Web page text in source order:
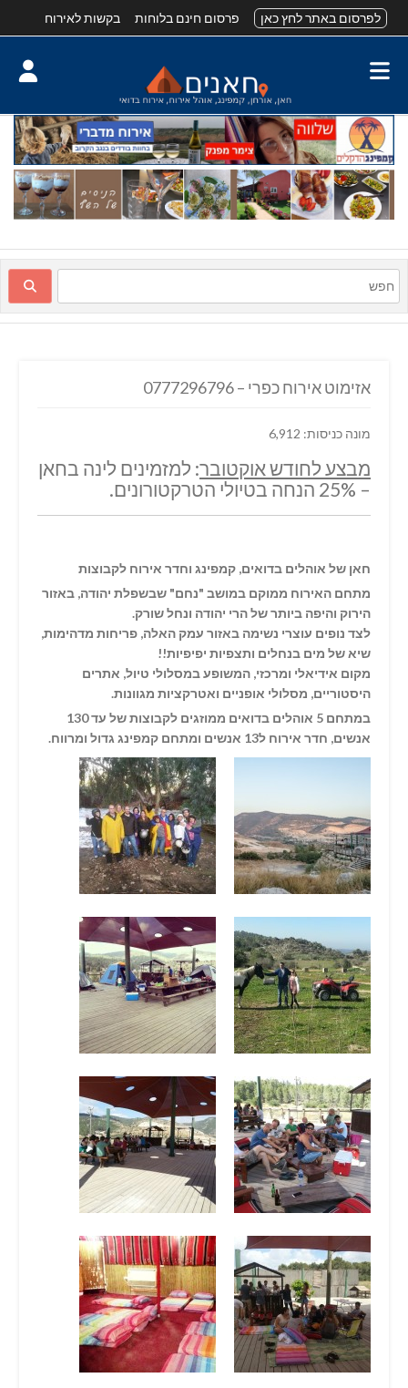
לפרסום באתר לחץ כאן פרסום חינם בלוחות בקשות לאירוח
אזימוט אירוח כפרי – 0777296796
מונה כניסות: 6,912
מבצע לחודש אוקטובר: למזמינים לינה בחאן
– 25% הנחה בטיולי הטרקטורונים.
חאן של אוהלים בדואים, קמפינג וחדר אירוח לקבוצות
מתחם האירוח ממוקם במושב "נחם" שבשפלת יהודה, באזור
הירוק והיפה ביותר של הרי יהודה ונחל שורק.
לצד נופים עוצרי נשימה באזור עמק האלה, פריחות מדהימות,
שיא של מים בנחלים ותצפיות יפיפיות!!
מקום אידיאלי ומרכזי, המשופע במסלולי טיול, אתרים
היסטוריים, מסלולי אופניים ואטרקציות מגוונות.
במתחם 5 אוהלים בדואים ממוזגים לקבוצות של עד 130
אנשים, חדר אירוח ל13 אנשים ומתחם קמפינג גדול ומרווח.